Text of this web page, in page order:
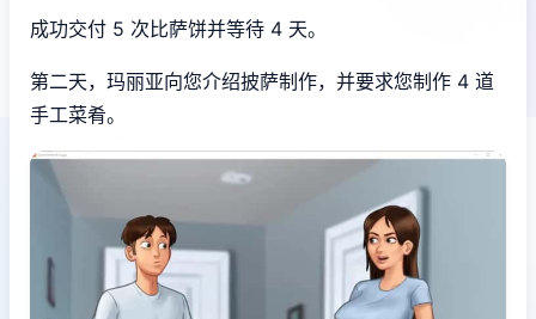
成功交付 5 次比萨饼并等待 4 天。
第二天，玛丽亚向您介绍披萨制作，并要求您制作 4 道
手工菜肴。